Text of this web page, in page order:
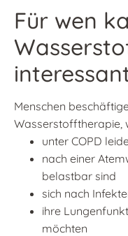
Für wen
Menschen
Wasserstofftherapie,
unter COPD
nach einer
belastbar sind
sich nach
ihre
möchten